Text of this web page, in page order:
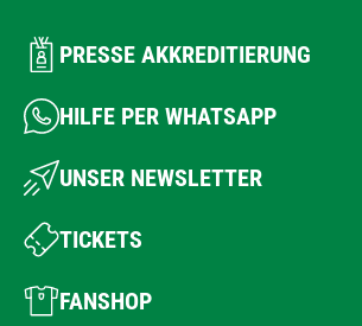
PRESSE AKKREDITIERUNG
HILFE PER WHATSAPP
UNSER NEWSLETTER
TICKETS
FANSHOP